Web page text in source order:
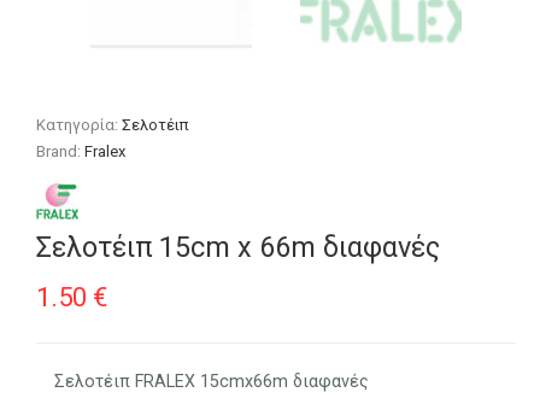
Κατηγορία:Σελοτέιπ
Brand:Fralex
Σελοτέιπ 15cm x 66m διαφανές
1.50 €
Σελοτέιπ FRALEX 15cmx66m διαφανές